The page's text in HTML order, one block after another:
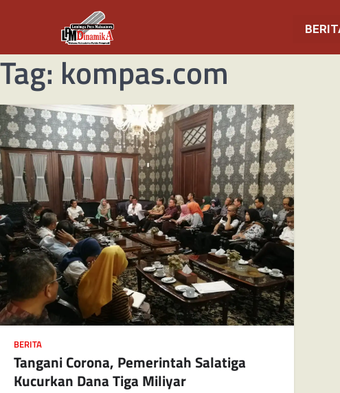
Tag: kompas.com
BERITA
Tangani Corona, Pemerintah Salatiga
Kucurkan Dana Tiga Miliyar